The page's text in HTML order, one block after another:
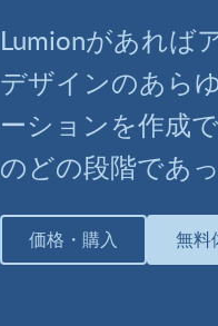
Lumionがあれば
デザインのあら
ーションを作成
のどの段階であ
価格・購入 無料